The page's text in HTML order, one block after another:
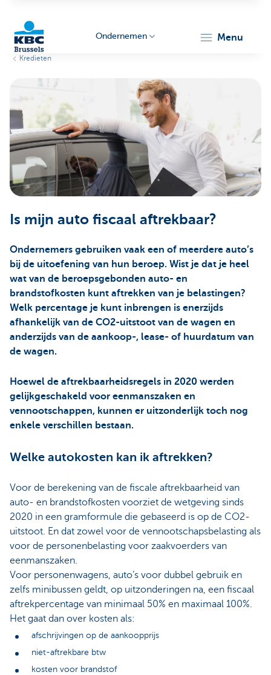
Ondernemers
Ondernemen menu
Kredieten
Is mijn auto fiscaal aftrekbaar?
Ondernemers gebruiken vaak een of meerdere auto’s
bij de uitoefening van hun beroep. Wist je dat je heel
wat van de beroepsgebonden auto- en
brandstofkosten kunt aftrekken van je belastingen?
Welk percentage je kunt inbrengen is enerzijds
afhankelijk van de CO2-uitstoot van de wagen en
anderzijds van de aankoop-, lease- of huurdatum van
de wagen.
Hoewel de aftrekbaarheidsregels in 2020 werden
gelijkgeschakeld voor eenmanszaken en
vennootschappen, kunnen er uitzonderlijk toch nog
enkele verschillen bestaan.
Welke autokosten kan ik aftrekken?
Voor de berekening van de fiscale aftrekbaarheid van
auto- en brandstofkosten voorziet de wetgeving sinds
2020 in een gramformule die gebaseerd is op de CO2-
uitstoot. En dat zowel voor de vennootschapsbelasting als
voor de personenbelasting voor zaakvoerders van
eenmanszaken.
Voor personenwagens, auto’s voor dubbel gebruik en
zelfs minibussen geldt, op uitzonderingen na, een fiscaal
aftrekpercentage van minimaal 50% en maximaal 100%.
Het gaat dan over kosten als:
afschrijvingen op de aankoopprijs
niet-aftrekbare btw
kosten voor brandstof